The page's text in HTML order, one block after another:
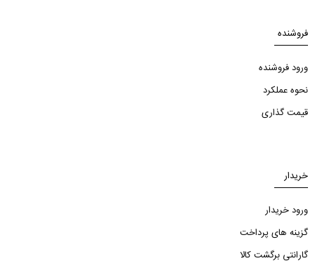
فروشنده
ورود فروشنده
نحوه عملکرد
قیمت گذاری
خریدار
ورود خریدار
گزینه های پرداخت
گارانتی برگشت کالا